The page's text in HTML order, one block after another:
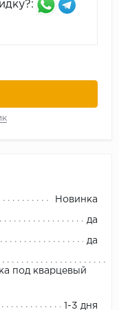
Новинка
да
да
под кварцевый
1-3 дня